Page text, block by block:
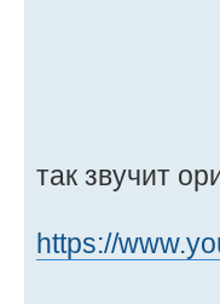
так звучит
https://